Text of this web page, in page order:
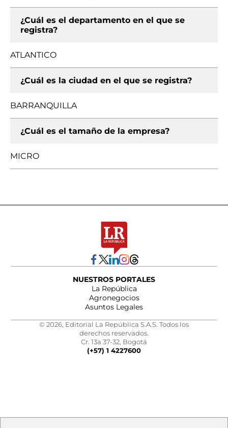
¿Cuál es el departamento en el que se
registra?
ATLANTICO
¿Cuál es la ciudad en el que se registra?
BARRANQUILLA
¿Cuál es el tamaño de la empresa?
MICRO
NUESTROS PORTALES
La República
Agronegocios
Asuntos Legales
© 2026, Editorial La República S.A.S. Todos los
derechos reservados.
Cr. 13a 37-32, Bogotá
(+57) 1 4227600